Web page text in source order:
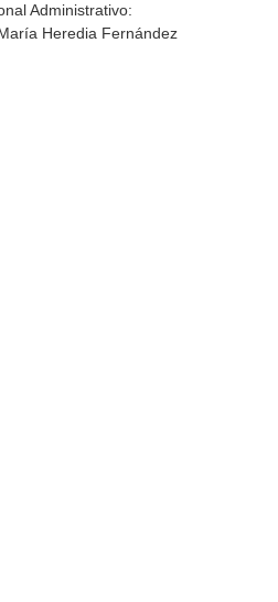
Administrativo:
Heredia Fernández